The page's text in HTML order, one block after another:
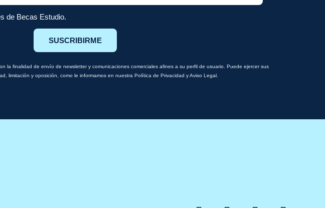
de Becas Estudio.
SUSCRIBIRME
la finalidad de envío de newsletter y comunicaciones comerciales afines a su perfil de usuario. Puede ejercer sus
limitación y oposición, como le informamos en nuestra Política de Privacidad y Aviso Legal.
F
X
Y
I